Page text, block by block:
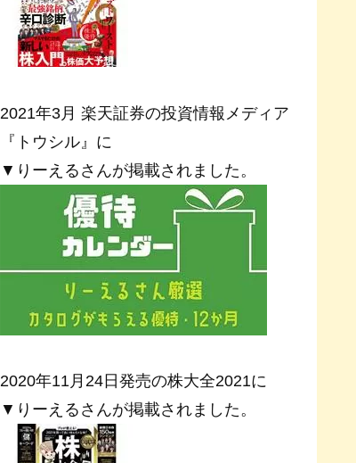
2021年3月 楽天証券の投資情報メディア
『トウシル』に
▼りーえるさんが掲載されました。
2020年11月24日発売の株大全2021に
▼りーえるさんが掲載されました。